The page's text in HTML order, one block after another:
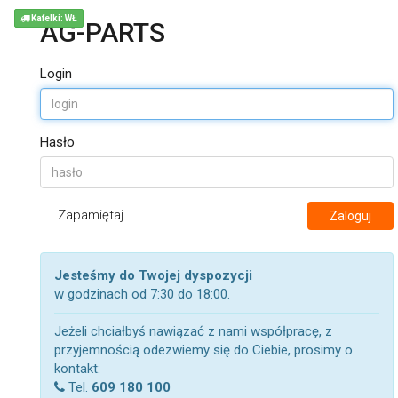
AG-PARTS
Login
Hasło
Zapamiętaj Zaloguj
Jesteśmy do Twojej dyspozycji
w godzinach od 7:30 do 18:00.
Jeżeli chciałbyś nawiązać z nami współpracę, z
przyjemnością odezwiemy się do Ciebie, prosimy o
kontakt:
Tel. 609 180 100
Kafelki: WŁ